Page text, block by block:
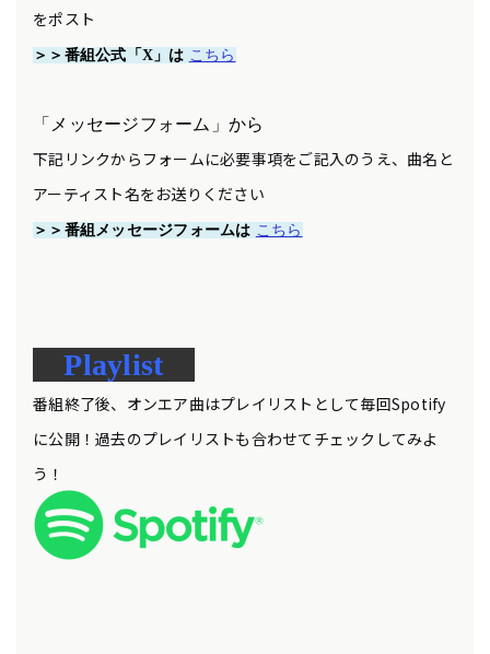
をポスト
＞＞番組公式「X」は こちら
「メッセージフォーム」から
下記リンクからフォームに必要事項をご記入のうえ、曲名と
アーティスト名をお送りください
＞＞番組メッセージフォームは こちら
Playlist
番組終了後、オンエア曲はプレイリストとして毎回Spotify
に公開！過去のプレイリストも合わせてチェックしてみよ
う！